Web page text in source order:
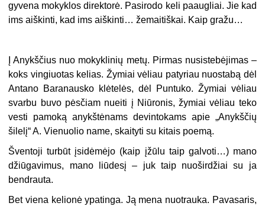
gyvena mokyklos direktorė. Pasirodo keli paaugliai. Jie kad
ims aiškinti, kad ims aiškinti… žemaitiškai. Kaip gražu…
Į Anykščius nuo mokyklinių metų. Pirmas nusistebėjimas –
koks vingiuotas kelias. Žymiai vėliau patyriau nuostabą dėl
Antano Baranausko klėtelės, dėl Puntuko. Žymiai vėliau
svarbu buvo pėsčiam nueiti į Niūronis, žymiai vėliau teko
vesti pamoką anykštėnams devintokams apie „Anykščių
šilelį“ A. Vienuolio name, skaityti su kitais poemą.
Šventoji turbūt įsidėmėjo (kaip įžūlu taip galvoti…) mano
džiūgavimus, mano liūdesį – juk taip nuoširdžiai su ja
bendrauta.
Bet viena kelionė ypatinga. Ją mena nuotrauka. Pavasaris,